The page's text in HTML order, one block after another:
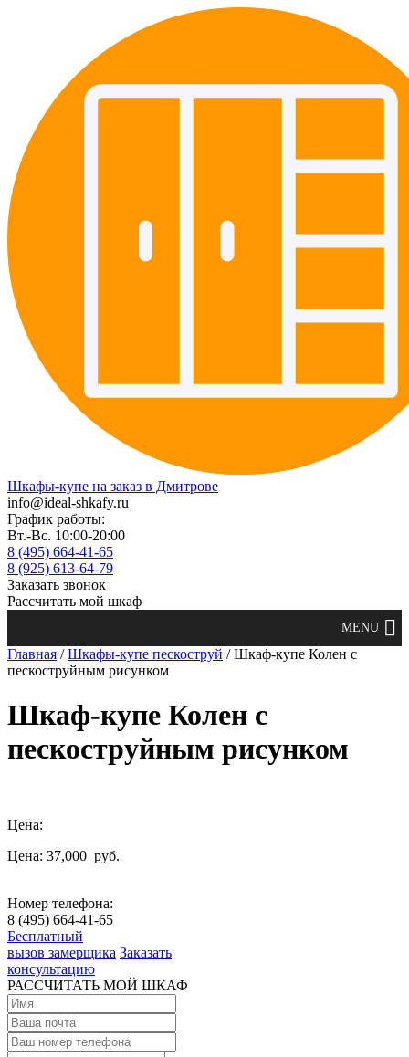
Шкафы-купе на заказ в Дмитрове
info@ideal-shkafy.ru
График работы:
Вт.-Вс. 10:00-20:00
8 (495) 664-41-65
8 (925) 613-64-79
Заказать звонок
Рассчитать мой шкаф
Главная /Шкафы-купе пескоструй / Шкаф-купе Колен с
пескоструйным рисунком
Шкаф-купе Колен с
пескоструйным рисунком
Цена:
Цена: 37,000 руб.
Номер телефона:
8 (495) 664-41-65
Бесплатный
вызов замерщика Заказать
консультацию
РАССЧИТАТЬ МОЙ ШКАФ